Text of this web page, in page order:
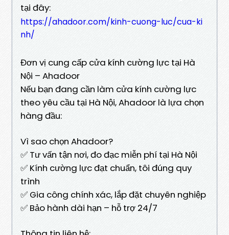
tại đây:
https://ahadoor.com/kinh-cuong-luc/cua-ki
nh/
Đơn vị cung cấp cửa kính cường lực tại Hà
Nội – Ahadoor
Nếu bạn đang cần làm cửa kính cường lực
theo yêu cầu tại Hà Nội, Ahadoor là lựa chọn
hàng đầu:
Vì sao chọn Ahadoor?
✅ Tư vấn tận nơi, đo đạc miễn phí tại Hà Nội
✅ Kính cường lực đạt chuẩn, tôi đúng quy
trình
✅ Gia công chính xác, lắp đặt chuyên nghiệp
✅ Bảo hành dài hạn – hỗ trợ 24/7